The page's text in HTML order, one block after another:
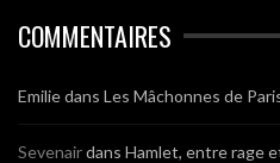
COMMENTAIRES
Emiliedans Les Mâchonnes de
Sevenairdans Hamlet, entre rage